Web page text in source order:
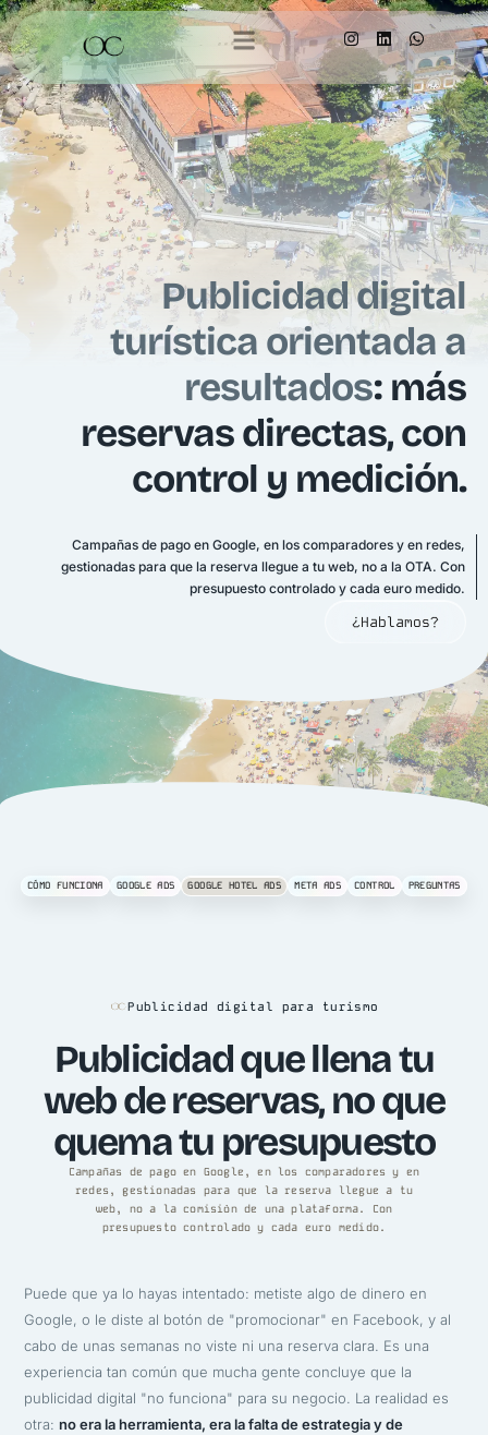
Publicidad digital
turística orientada a
resultados: más
reservas directas, con
control y medición.
Campañas de pago en Google, en los comparadores y en redes,
gestionadas para que la reserva llegue a tu web, no a la OTA. Con
presupuesto controlado y cada euro medido.
¿Hablamos?
CÓMO FUNCIONA GOOGLE ADS GOOGLE HOTEL ADS META ADS CONTROL PREGUNTAS
Publicidad digital para turismo
Publicidad que llena tu
web de reservas, no que
quema tu presupuesto
Campañas de pago en Google, en los comparadores y en
redes, gestionadas para que la reserva llegue a tu
web, no a la comisión de una plataforma. Con
presupuesto controlado y cada euro medido.
Puede que ya lo hayas intentado: metiste algo de dinero en
Google, o le diste al botón de "promocionar" en Facebook, y al
cabo de unas semanas no viste ni una reserva clara. Es una
experiencia tan común que mucha gente concluye que la
publicidad digital "no funciona" para su negocio. La realidad es
otra:no era la herramienta, era la falta de estrategia y de